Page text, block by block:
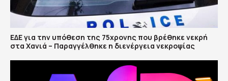
ΕΔΕ για την υπόθεση της 75χρονης που βρέθηκε νεκρή
στα Χανιά – Παραγγέλθηκε η διενέργεια νεκροψίας